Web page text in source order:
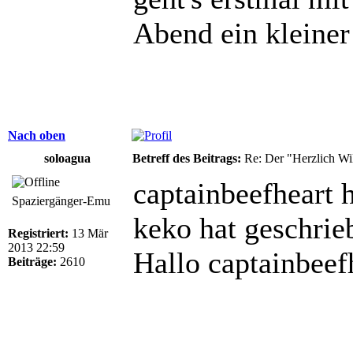
Abend ein
Nach oben
soloagua
Betreff des Beitrags: Re: Der "Herzlich
Spaziergänger-Emu
Registriert: 13 Mär
2013 22:59
Beiträge: 2610
captainbeefheart
keko hat
Hallo